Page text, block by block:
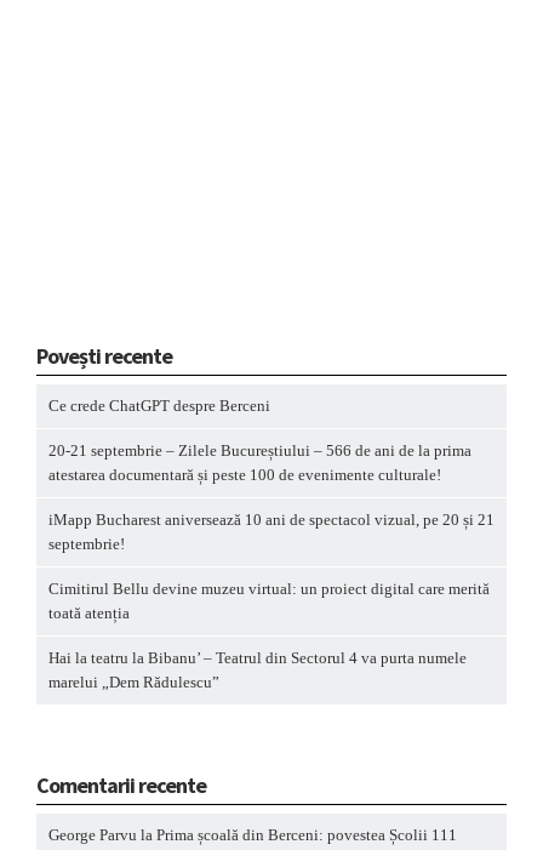
Povești recente
Ce crede ChatGPT despre Berceni
20-21 septembrie – Zilele Bucureștiului – 566 de ani de la prima
atestarea documentară și peste 100 de evenimente culturale!
iMapp Bucharest aniversează 10 ani de spectacol vizual, pe 20 și 21
septembrie!
Cimitirul Bellu devine muzeu virtual: un proiect digital care merită
toată atenția
Hai la teatru la Bibanu’ – Teatrul din Sectorul 4 va purta numele
marelui „Dem Rădulescu”
Comentarii recente
George Parvu la Prima școală din Berceni: povestea Școlii 111